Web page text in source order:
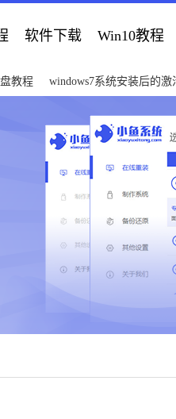
软件下载 Win10教程
教程 windows7系统安装后的激